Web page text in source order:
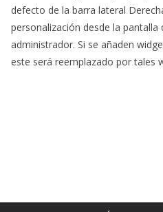
defecto de la barra lateral
personalización desde la pantalla
administrador. Si se añaden
este será reemplazado por tales